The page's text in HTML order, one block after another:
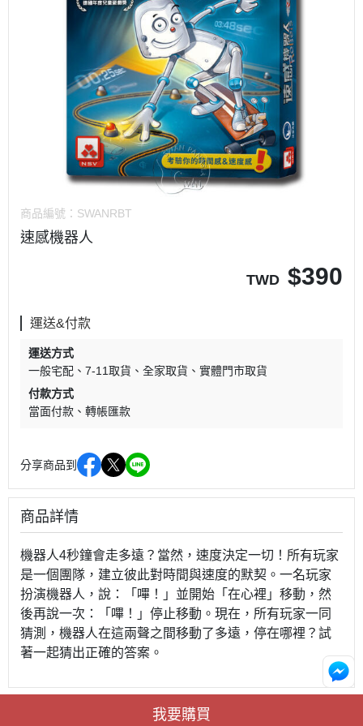
商品編號： SWANRBT
速感機器人
TWD $390
運送&付款
運送方式
一般宅配
7-11取貨 全家取貨
實體門市取貨
付款方式
當面付款
轉帳匯款
分享商品到
商品詳情
機器人4秒鐘會走多遠？當然，速度決定一切！所有玩家
是一個團隊，建立彼此對時間與速度的默契。一名玩家
扮演機器人，說：「嗶！」並開始「在心裡」移動，然
後再說一次：「嗶！」停止移動。現在，所有玩家一同
猜測，機器人在這兩聲之間移動了多遠，停在哪裡？試
著一起猜出正確的答案。
我要購買